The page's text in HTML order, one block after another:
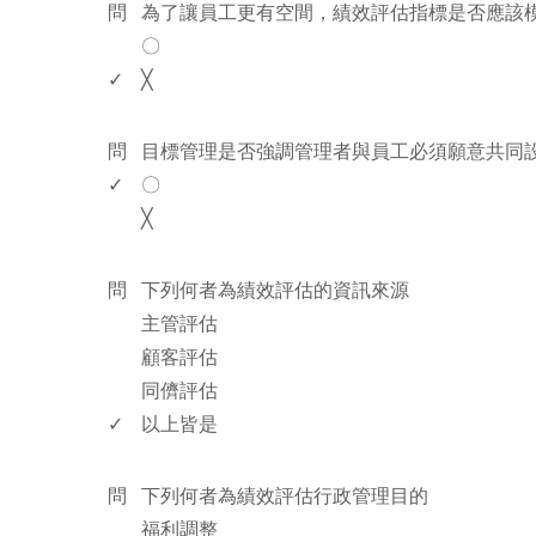
問
為了讓員工更有空間，績效評估指標是否應該
〇
✓
╳
問
目標管理是否強調管理者與員工必須願意共同
✓
〇
╳
問
下列何者為績效評估的資訊來源
主管評估
顧客評估
同儕評估
✓
以上皆是
問
下列何者為績效評估行政管理目的
福利調整